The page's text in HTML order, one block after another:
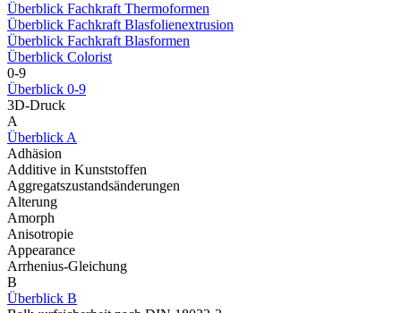
Überblick Fachkraft Thermoformen
Überblick Fachkraft Blasfolienextrusion
Überblick Fachkraft Blasformen
Überblick Colorist
0-9
Überblick 0-9
3D-Druck
A
Überblick A
Adhäsion
Additive in Kunststoffen
Aggregatszustandsänderungen
Alterung
Amorph
Anisotropie
Appearance
Arrhenius-Gleichung
B
Überblick B